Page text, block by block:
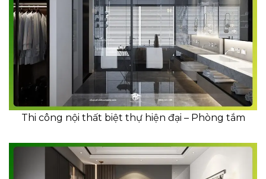
Thi công nội thất biệt thự hiện đại – Phòng tắm